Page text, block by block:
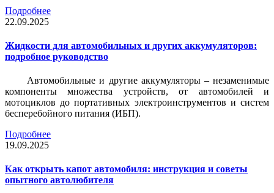
Подробнее
22.09.2025
Жидкости для автомобильных и других аккумуляторов:
подробное руководство
Автомобильные и другие аккумуляторы – незаменимые
компоненты множества устройств, от автомобилей и
мотоциклов до портативных электроинструментов и систем
бесперебойного питания (ИБП).
Подробнее
19.09.2025
Как открыть капот автомобиля: инструкция и советы
опытного автолюбителя